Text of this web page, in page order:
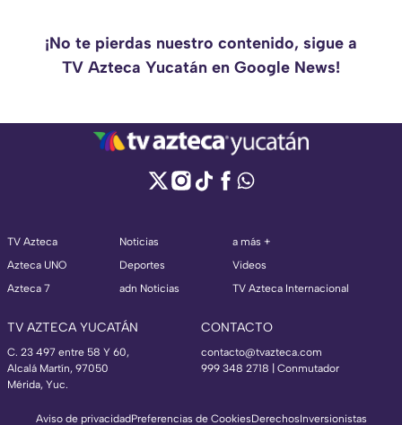
¡No te pierdas nuestro contenido, sigue a
TV Azteca Yucatán en Google News!
TV Azteca
Azteca UNO
Azteca 7
Noticias
Deportes
adn Noticias
a más +
Videos
TV Azteca Internacional
TV AZTECA YUCATÁN
C. 23 497 entre 58 Y 60,
Alcalá Martín, 97050
Mérida, Yuc.
CONTACTO
contacto@tvazteca.com
999 348 2718 | Conmutador
Aviso de privacidadPreferencias de CookiesDerechosInversionistas